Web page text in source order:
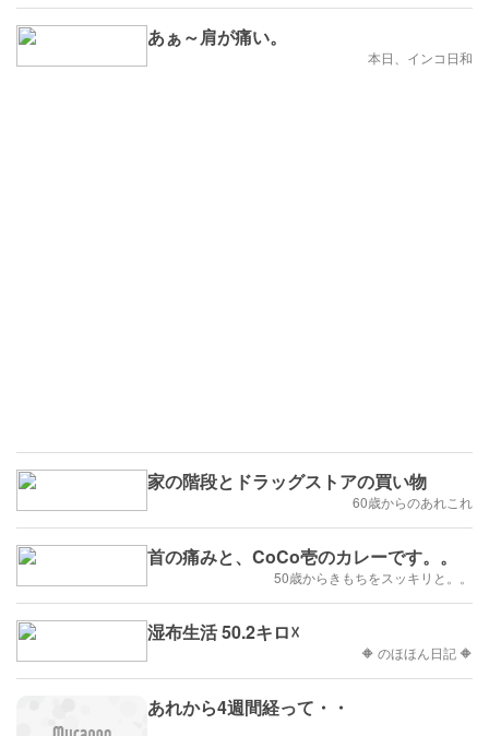
あぁ～肩が痛い。
本日、インコ日和
家の階段とドラッグストアの買い物
60歳からのあれこれ
首の痛みと、CoCo壱のカレーです。。
50歳からきもちをスッキリと。。
湿布生活 50.2キロ☓
🔶 のほほん日記 🔶
あれから4週間経って・・